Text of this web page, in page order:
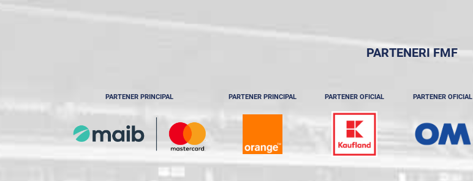
PARTENERI FMF
PARTENER PRINCIPAL PARTENER PRINCIPAL PARTENER OFICIAL PARTENER OFICIAL